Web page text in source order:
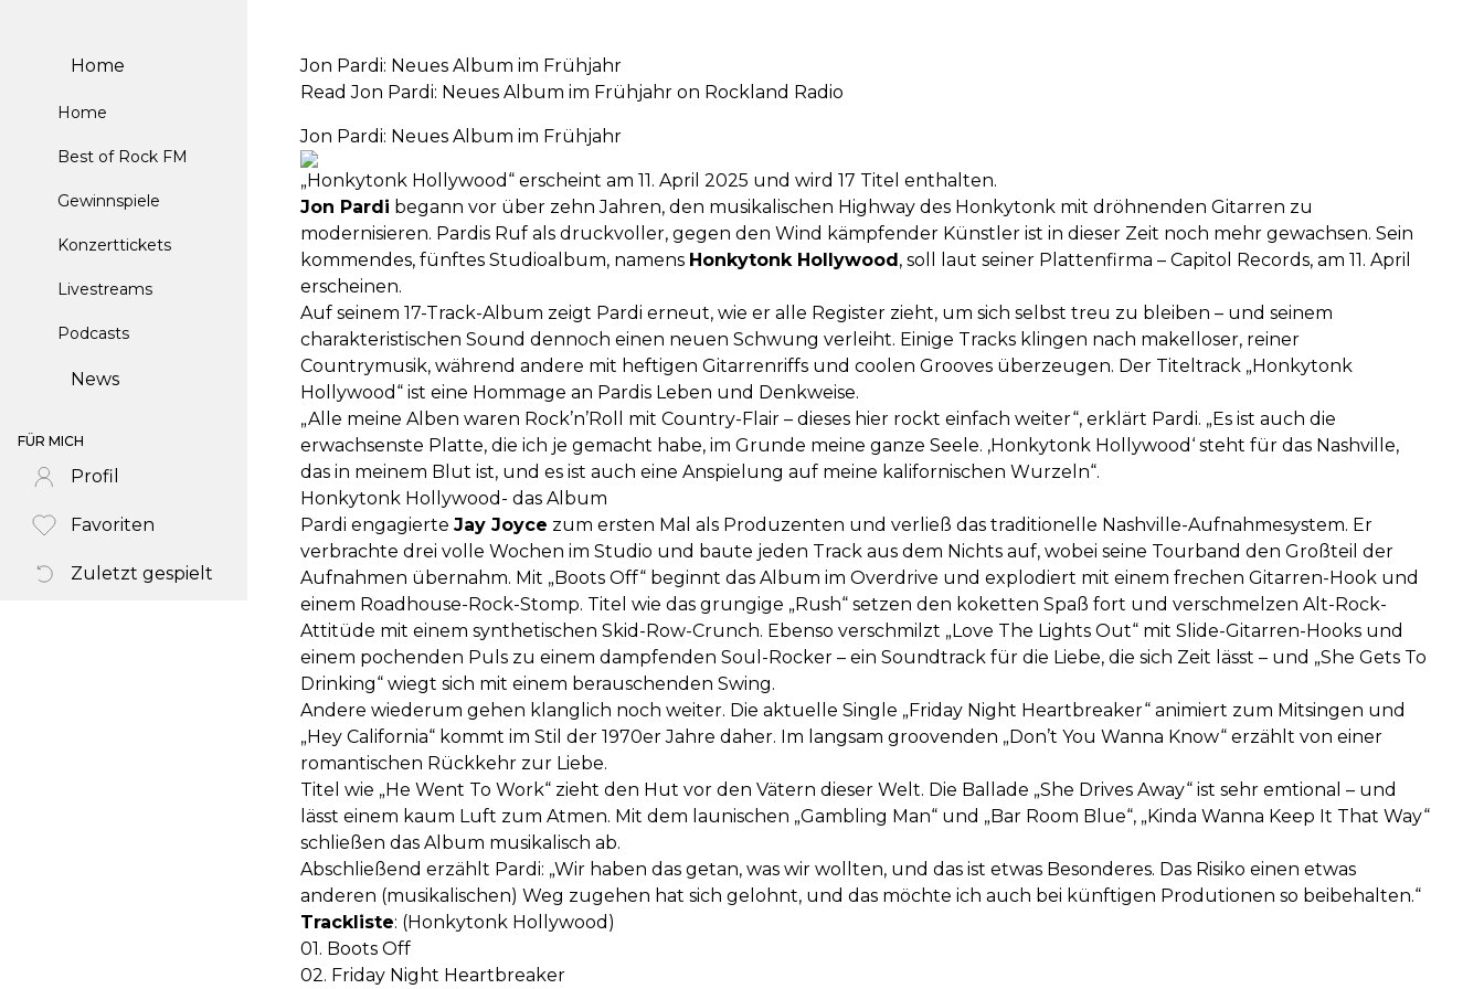
Home
Home
Best of Rock FM
Gewinnspiele
Konzerttickets
Livestreams
Podcasts
News
FÜR MICH
Profil
Favoriten
Zuletzt gespielt
Jon Pardi: Neues Album im Frühjahr
Read Jon Pardi: Neues Album im Frühjahr on Rockland Radio
Jon Pardi: Neues Album im Frühjahr
„Honkytonk Hollywood“ erscheint am 11. April 2025 und wird 17 Titel enthalten.
Jon Pardi begann vor über zehn Jahren, den musikalischen Highway des Honkytonk mit dröhnenden Gitarren zu
modernisieren. Pardis Ruf als druckvoller, gegen den Wind kämpfender Künstler ist in dieser Zeit noch mehr gewachsen. Sein
kommendes, fünftes Studioalbum, namens Honkytonk Hollywood, soll laut seiner Plattenfirma – Capitol Records, am 11. April
erscheinen.
Auf seinem 17-Track-Album zeigt Pardi erneut, wie er alle Register zieht, um sich selbst treu zu bleiben – und seinem
charakteristischen Sound dennoch einen neuen Schwung verleiht. Einige Tracks klingen nach makelloser, reiner
Countrymusik, während andere mit heftigen Gitarrenriffs und coolen Grooves überzeugen. Der Titeltrack „Honkytonk
Hollywood“ ist eine Hommage an Pardis Leben und Denkweise.
„Alle meine Alben waren Rock’n’Roll mit Country-Flair – dieses hier rockt einfach weiter“, erklärt Pardi. „Es ist auch die
erwachsenste Platte, die ich je gemacht habe, im Grunde meine ganze Seele. ‚Honkytonk Hollywood‘ steht für das Nashville,
das in meinem Blut ist, und es ist auch eine Anspielung auf meine kalifornischen Wurzeln“.
Honkytonk Hollywood- das Album
Pardi engagierte Jay Joyce zum ersten Mal als Produzenten und verließ das traditionelle Nashville-Aufnahmesystem. Er
verbrachte drei volle Wochen im Studio und baute jeden Track aus dem Nichts auf, wobei seine Tourband den Großteil der
Aufnahmen übernahm. Mit „Boots Off“ beginnt das Album im Overdrive und explodiert mit einem frechen Gitarren-Hook und
einem Roadhouse-Rock-Stomp. Titel wie das grungige „Rush“ setzen den koketten Spaß fort und verschmelzen Alt-Rock-
Attitüde mit einem synthetischen Skid-Row-Crunch. Ebenso verschmilzt „Love The Lights Out“ mit Slide-Gitarren-Hooks und
einem pochenden Puls zu einem dampfenden Soul-Rocker – ein Soundtrack für die Liebe, die sich Zeit lässt – und „She Gets To
Drinking“ wiegt sich mit einem berauschenden Swing.
Andere wiederum gehen klanglich noch weiter. Die aktuelle Single „Friday Night Heartbreaker“ animiert zum Mitsingen und
„Hey California“ kommt im Stil der 1970er Jahre daher. Im langsam groovenden „Don’t You Wanna Know“ erzählt von einer
romantischen Rückkehr zur Liebe.
Titel wie „He Went To Work“ zieht den Hut vor den Vätern dieser Welt. Die Ballade „She Drives Away“ ist sehr emtional – und
lässt einem kaum Luft zum Atmen. Mit dem launischen „Gambling Man“ und „Bar Room Blue“, „Kinda Wanna Keep It That Way“
schließen das Album musikalisch ab.
Abschließend erzählt Pardi: „Wir haben das getan, was wir wollten, und das ist etwas Besonderes. Das Risiko einen etwas
anderen (musikalischen) Weg zugehen hat sich gelohnt, und das möchte ich auch bei künftigen Produtionen so beibehalten.“
Trackliste: (Honkytonk Hollywood)
01. Boots Off
02. Friday Night Heartbreaker